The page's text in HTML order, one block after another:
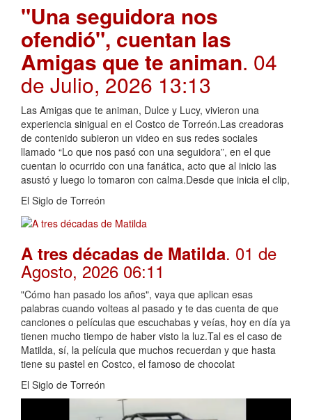
"Una seguidora nos
ofendió", cuentan las
Amigas que te animan. 04
de Julio, 2026 13:13
Las Amigas que te animan, Dulce y Lucy, vivieron una
experiencia sinigual en el Costco de Torreón.Las creadoras
de contenido subieron un video en sus redes sociales
llamado “Lo que nos pasó con una seguidora”, en el que
cuentan lo ocurrido con una fanática, acto que al inicio las
asustó y luego lo tomaron con calma.Desde que inicia el clip,
El Siglo de Torreón
A tres décadas de Matilda. 01 de
Agosto, 2026 06:11
"Cómo han pasado los años", vaya que aplican esas
palabras cuando volteas al pasado y te das cuenta de que
canciones o películas que escuchabas y veías, hoy en día ya
tienen mucho tiempo de haber visto la luz.Tal es el caso de
Matilda, sí, la película que muchos recuerdan y que hasta
tiene su pastel en Costco, el famoso de chocolat
El Siglo de Torreón